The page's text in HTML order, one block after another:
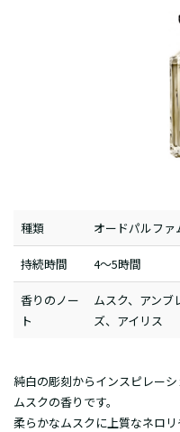
種類 オードパルファ
持続時間 4～5時間
香りのノー
ト
ムスク、アンブ
ズ、アイリス
純白の彫刻からインスピレー
ムスクの香りです。
柔らかなムスクに上質なネロ